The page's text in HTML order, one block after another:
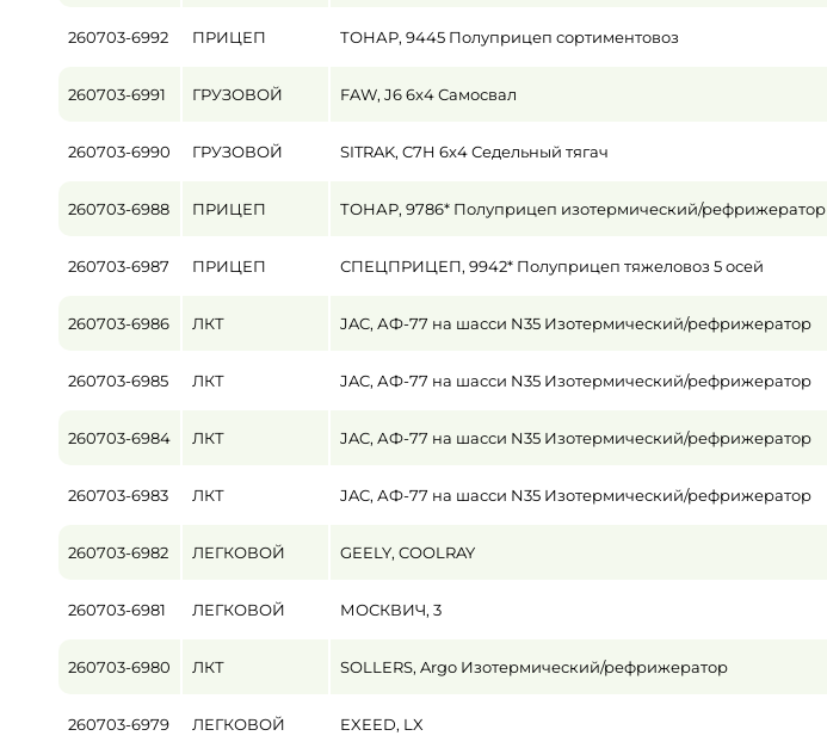
от
Цена
260703-6992 ПРИЦЕП ТОНАР, 9445 Полуприцеп сортиментовоз
260703-6991 ГРУЗОВОЙ FAW, J6 6x4 Самосвал
260703-6990 ГРУЗОВОЙ SITRAK, C7H 6x4 Седельный тягач
260703-6988 ПРИЦЕП ТОНАР, 9786* Полуприцеп изотермический/рефрижератор
260703-6987 ПРИЦЕП СПЕЦПРИЦЕП, 9942* Полуприцеп тяжеловоз 5 осей
260703-6986 ЛКТ JAC, АФ-77 на шасси N35 Изотермический/рефрижератор
260703-6985 ЛКТ JAC, АФ-77 на шасси N35 Изотермический/рефрижератор
260703-6984 ЛКТ JAC, АФ-77 на шасси N35 Изотермический/рефрижератор
260703-6983 ЛКТ JAC, АФ-77 на шасси N35 Изотермический/рефрижератор
260703-6982 ЛЕГКОВОЙ GEELY, COOLRAY
260703-6981 ЛЕГКОВОЙ МОСКВИЧ, 3
260703-6980 ЛКТ SOLLERS, Argo Изотермический/рефрижератор
260703-6979 ЛЕГКОВОЙ EXEED, LX